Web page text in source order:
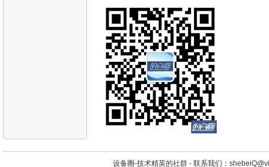
设备圈-技术精英的社群 - 联系我们：